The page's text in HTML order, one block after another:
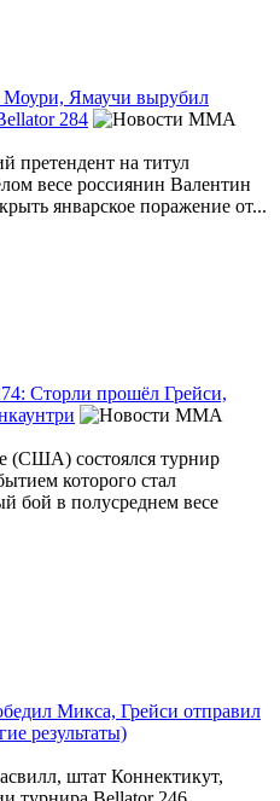
Моури, Ямаучи вырубил
284
на титул
весе россиянин Валентин
январское поражение от...
Сторли прошёл Грейси,
(США) состоялся турнир
которого стал
бой в полусреднем весе
Микса, Грейси отправил
результаты)
штат Коннектикут,